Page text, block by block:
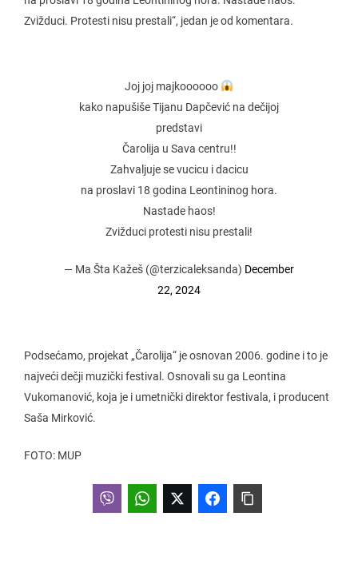
Zvižduci. Protesti nisu prestali“, jedan je od komentara.
Joj joj majkoooooo
kako napušiše Tijanu Dapčević na dečijoj
predstavi
Čarolija u Sava centru!!
Zahvaljuje se vucicu i dacicu
na proslavi 18 godina Leontininog hora.
Nastade haos!
Zvižduci protesti nisu prestali!
— Ma Šta Kažeš (@terzicaleksanda) December
22, 2024
Podsećamo, projekat „Čarolija“ je osnovan 2006. godine i to je
najveći dečji muzički festival. Osnovali su ga Leontina
Vukomanović, koja je i umetnički direktor festivala, i producent
Saša Mirković.
FOTO: MUP